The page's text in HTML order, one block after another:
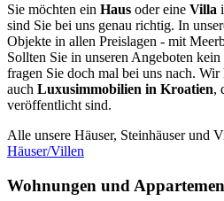
Sie möchten ein Haus oder eine Villa
sind Sie bei uns genau richtig. In
Objekte in allen Preislagen - mit
Sollten Sie in unseren Angeboten
fragen Sie doch mal bei uns nach.
auch Luxusimmobilien in Kroatien,
veröffentlicht sind.
Alle unsere Häuser, Steinhäuser und
Häuser/Villen
Wohnungen und